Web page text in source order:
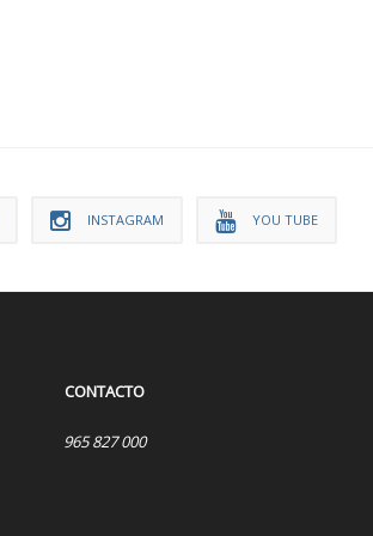
INSTAGRAM YOU TUBE
CONTACTO
965 827 000